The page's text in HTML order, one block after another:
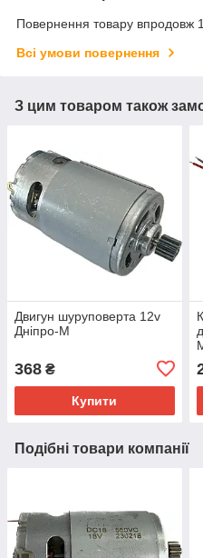
Повернення товару впродовж
Всі умови повернення
З цим товаром також
Двигун шуруповерта 12v
Дніпро-М
368 ₴
Купити
Подібні товари компанії